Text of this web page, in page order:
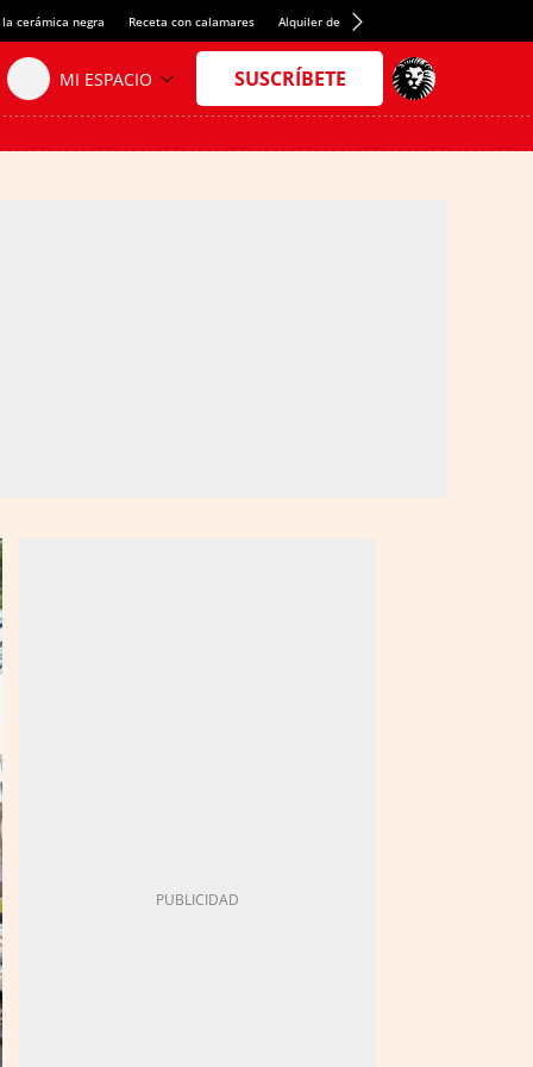
cerámica negra Receta con calamares Alquiler de habitaciones en España